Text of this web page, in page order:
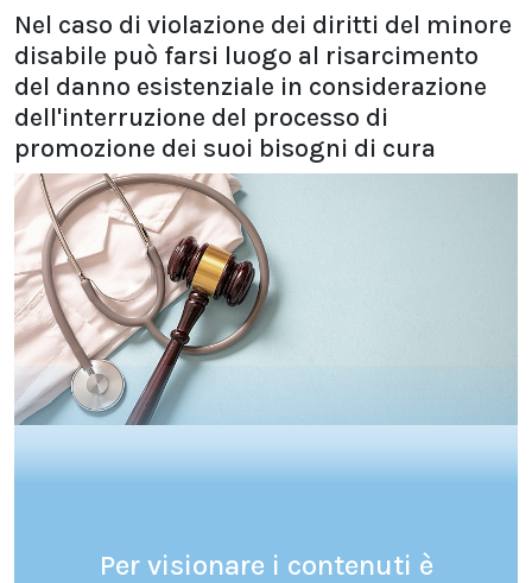
Nel caso di violazione dei diritti del minore
disabile può farsi luogo al risarcimento
del danno esistenziale in considerazione
dell'interruzione del processo di
promozione dei suoi bisogni di cura
Per visionare i contenuti è